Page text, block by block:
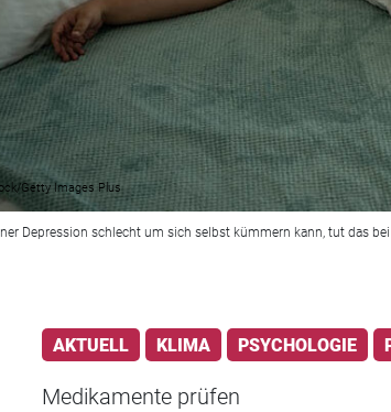
Getty Images Plus
Depression schlecht um sich selbst kümmern kann, tut das
AKTUELL KLIMA PSYCHOLOGIE
Medikamente prüfen